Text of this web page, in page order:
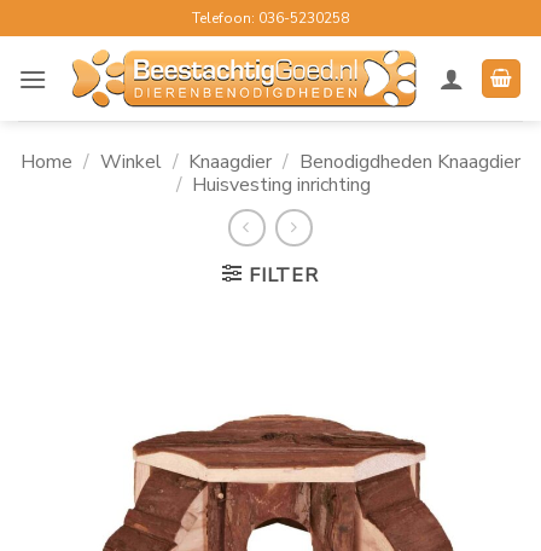
naar
inhoud
Telefoon: 036-5230258
Home / Winkel / Knaagdier / Benodigdheden Knaagdier
/ Huisvesting inrichting
FILTER